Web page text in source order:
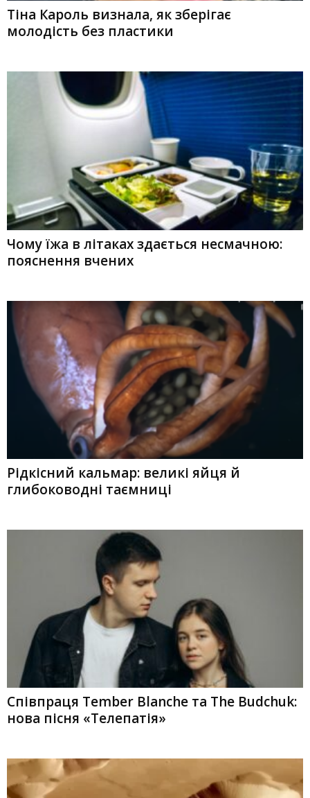
Тіна Кароль визнала, як зберігає
молодість без пластики
Чому їжа в літаках здається несмачною:
пояснення вчених
Рідкісний кальмар: великі яйця й
глибоководні таємниці
Співпраця Tember Blanche та The Budchuk:
нова пісня «Телепатія»